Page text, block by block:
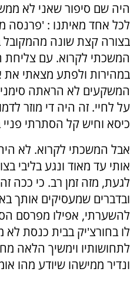
היה שם סיפור שאני לא
לכל אחד מאיתנו : 'פרנסה
בצורה קצת שונה מהמקובל
המשכתי לקרוא. עם
במהירות ולפתע מצאתי את
המשקעים לא הראתה
על לחיי. זה היה די מוזר
כיסא וחיש קל הסתרתי פניי
אבל המשכתי לקרוא. לא
אותי עד מאוד ונגע בליבי
לגעת, מזה זמן רב. כי ככה
ובדברים שמעסיקים אותך
להשערתי, אפילו מפרסם
לו בחורצ'יק בבית כנסת לא
לתחושותיו וימשיך הלאה
ונדיר ממישהו שיודע מהו